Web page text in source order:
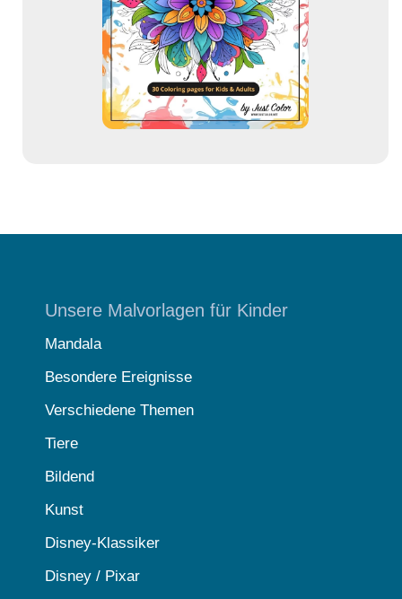
Unsere Malvorlagen für Kinder
Mandala
Besondere Ereignisse
Verschiedene Themen
Tiere
Bildend
Kunst
Disney-Klassiker
Disney / Pixar